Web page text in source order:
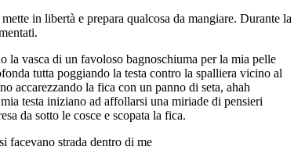
in libertà e prepara qualcosa da mangiare. Durante la
la vasca di un favoloso bagnoschiuma per la mia pelle
tutta poggiando la testa contro la spalliera vicino al
accarezzando la fica con un panno di seta, ahah
testa iniziano ad affollarsi una miriade di pensieri
da sotto le cosce e scopata la fica.
facevano strada dentro di me